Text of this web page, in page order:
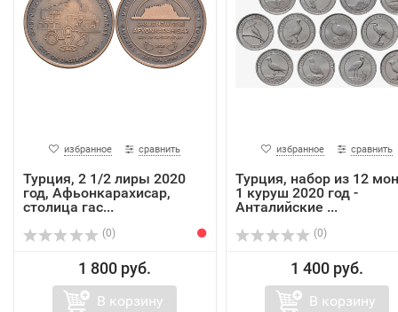
избранное сравнить
Турция, 2 1/2 лиры 2020
год, Афьонкарахисар,
столица гас...
(0)
1 800 руб.
В корзину
избранное сравнить
Турция, набор из 12
1 куруш 2020 год -
Анталийские ...
(0)
1 400 руб.
В корзину